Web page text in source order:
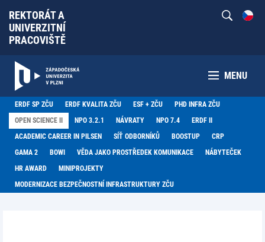
REKTORÁT A
UNIVERZITNÍ
PRACOVIŠTĚ
MENU
ERDF SP ZČU ERDF KVALITA ZČU ESF + ZČU
PHD INFRA ZČU
OPEN SCIENCE II
NPO 3.2.1 NÁVRATY NPO 7.4
ERDF II
ACADEMIC CAREER IN PILSEN
SÍŤ ODBORNÍKŮ BOOSTUP
CRP
GAMA 2
BOWI VĚDA JAKO PROSTŘEDEK KOMUNIKACE
NÁBYTEČEK
HR AWARD
MINIPROJEKTY
MODERNIZACE BEZPEČNOSTNÍ INFRASTRUKTURY ZČU